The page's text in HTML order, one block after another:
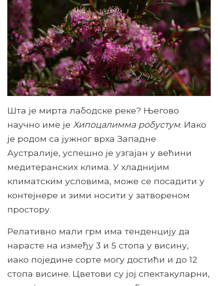
Шта је мирта лабодске реке? Његово
научно име је Хипоцалимма робустум. Иако
је родом са јужног врха Западне
Аустралије, успешно је узгајан у већини
медитеранских клима. У хладнијим
климатским условима, може се посадити у
контејнере и зими носити у затвореном
простору.
Релативно мали грм има тенденцију да
нарасте на између 3 и 5 стопа у висину,
иако поједине сорте могу достићи и до 12
стопа висине. Цветови су јој спектакуларни,